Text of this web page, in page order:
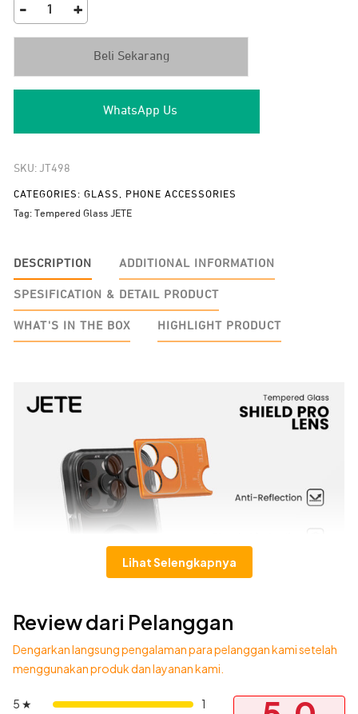
-
Lens
JETE
for
17
/
iPhone
quantity
+
Beli Sekarang
WhatsApp Us
SKU: JT498
CATEGORIES: GLASS ,
PHONE ACCESSORIES
Tag:
Tempered Glass JETE
DESCRIPTION ADDITIONAL INFORMATION
SPESIFICATION & DETAIL PRODUCT
WHAT'S IN THE BOX HIGHLIGHT PRODUCT
Lihat Selengkapnya
Review dari Pelanggan
Dengarkan langsung pengalaman para pelanggan kami setelah
menggunakan produk dan layanan kami.
5 ★ 1